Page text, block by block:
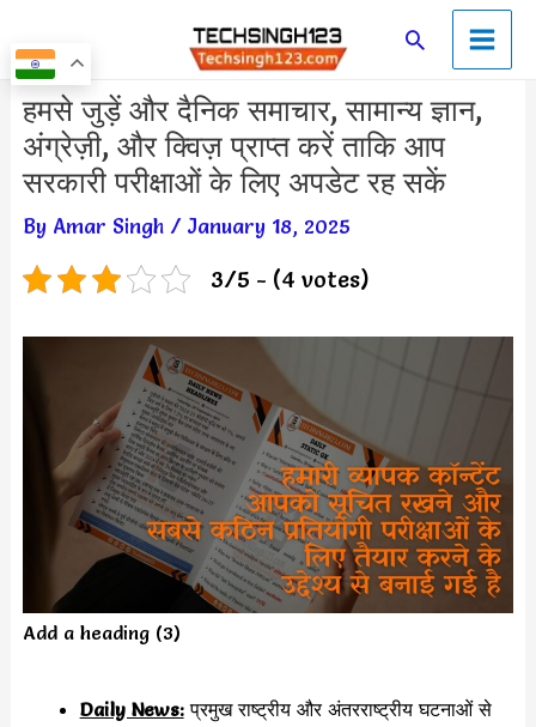
to
content
SearchMain
Menu
हमसे जुड़ें और दैनिक समाचार, सामान्य ज्ञान,
अंग्रेज़ी, और क्विज़ प्राप्त करें ताकि आप
सरकारी परीक्षाओं के लिए अपडेट रह सकें
By Amar Singh / January 18, 2025
3/5 - (4 votes)
Add a heading (3)
Daily News: प्रमुख राष्ट्रीय और अंतरराष्ट्रीय घटनाओं से
Post
navigation